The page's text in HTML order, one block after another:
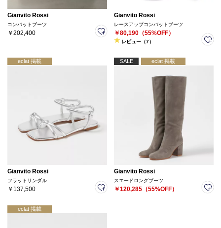
Gianvito Rossi
コンバットブーツ
￥202,400
Gianvito Rossi
レースアップコンバットブーツ
￥80,190（55%OFF）
レビュー（7）
eclat 掲載
Gianvito Rossi
フラットサンダル
￥137,500
SALE eclat 掲載
Gianvito Rossi
スエードロングブーツ
￥120,285（55%OFF）
eclat 掲載